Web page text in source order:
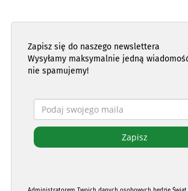
Zapisz się do naszego newslettera
Wysyłamy maksymalnie jedną
nie spamujemy!